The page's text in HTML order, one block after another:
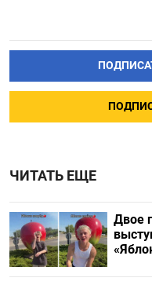
ЧИТАТЬ ЕЩЕ
Двое